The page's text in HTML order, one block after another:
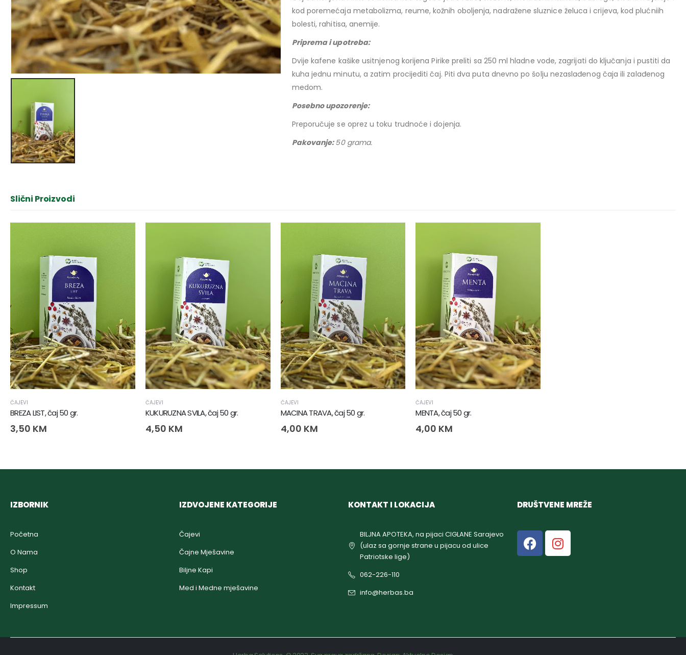
kod poremećaja metabolizma, reume, kožnih oboljenja, nadražene sluznice želuca i crijeva, kod plućniih
bolesti, rahitisa, anemije.
Priprema i upotreba:
Dvije kafene kašike usitnjenog korijena Pirike preliti sa 250 ml hladne vode, zagrijati do ključanja i pustiti da
kuha jednu minutu, a zatim procijediti čaj. Piti dva puta dnevno po šolju nezaslađenog čaja ili zalađenog
medom.
Posebno upozorenje:
Preporučuje se oprez u toku trudnoće i dojenja.
Pakovanje:50 grama.
Slični Proizvodi
ČAJEVI
BREZA LIST, čaj 50 gr.
3,50 KM
ČAJEVI
KUKURUZNA SVILA, čaj 50 gr.
4,50 KM
ČAJEVI
MACINA TRAVA, čaj 50 gr.
4,00 KM
ČAJEVI
MENTA, čaj 50 gr.
4,00 KM
IZBORNIK
Početna
O Nama
Shop
Kontakt
Impressum
IZDVOJENE KATEGORIJE
Čajevi
Čajne Mješavine
Biljne Kapi
Med i Medne mješavine
KONTAKT I LOKACIJA
BILJNA APOTEKA, na pijaci CIGLANE Sarajevo
(ulaz sa gornje strane u pijacu od ulice
Patriotske lige)
062-226-110
info@herbas.ba
DRUŠTVENE MREŽE